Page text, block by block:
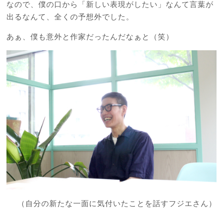
なので、僕の口から「新しい表現がしたい」なんて言葉が
出るなんて、全くの予想外でした。
あぁ、僕も意外と作家だったんだなぁと（笑）
（自分の新たな一面に気付いたことを話すフジエさん）